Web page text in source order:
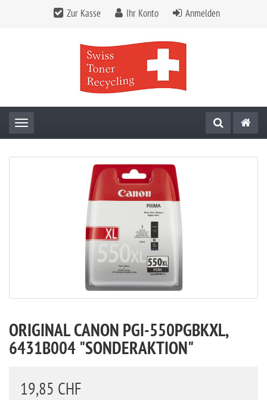
Zur Kasse Ihr Konto Anmelden
Toggle navigation
ORIGINAL CANON PGI-550PGBKXL,
6431B004 "SONDERAKTION"
19,85 CHF